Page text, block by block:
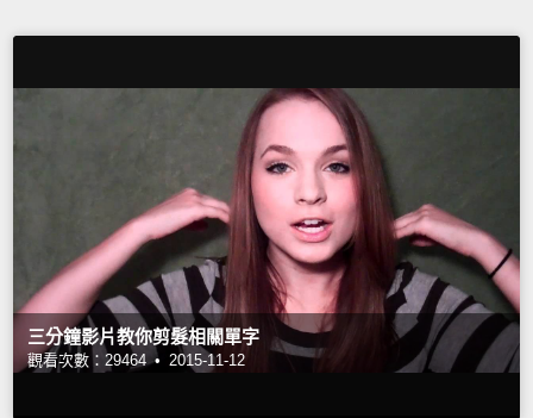
三分鐘影片教你剪髮相關單字
觀看次數：29464 • 2015-11-12